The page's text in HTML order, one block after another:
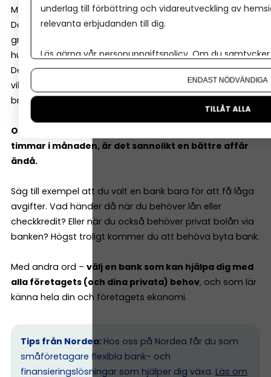
Många jämför bara månadsavgifter när de väljer bank.
Det blir lätt för snävt. Skillnaden mellan de
grundläggande tjänsterna hos banker är ofta några
hundralappar i månaden.
Det är inte det som avgör om ditt företag lyckas. Det
viktiga är hur tjänsterna fungerar i vardagen, och hur
brett utbud banken har.
Om banken tar 1 200 kr extra per år men sparar dig 2
timmar i månaden, är det sannolikt en bättre affär
ändå.
Säg till exempel att du valt en bank bara för att få låga
avgifter. Vad händer då när du behöver lån eller
checkkredit? Eller när du också behöver privat bolån via
banken? Högst troligt kommer du att behöva byta bank.
Med andra ord – välj en bank som kan hjälpa dig med
alla företagets (och dina privata) behov, och som lär
känna hela din och företagets ekonomi.
Tips från Nordea: Hos oss på Nordea får du som
småföretagare flexibla bank- och
finansieringslösningar som hjälper dig växa. Läs om
underlag till förbättring och vidareutveckling av
relevanta erbjudanden till dig.
Läs gärna vår personuppgiftspolicy. Om du
Om du vill ändra ditt val i efterhand hittar du den
ENDAST NÖDVÄNDIGA
TILLÅT ALLA